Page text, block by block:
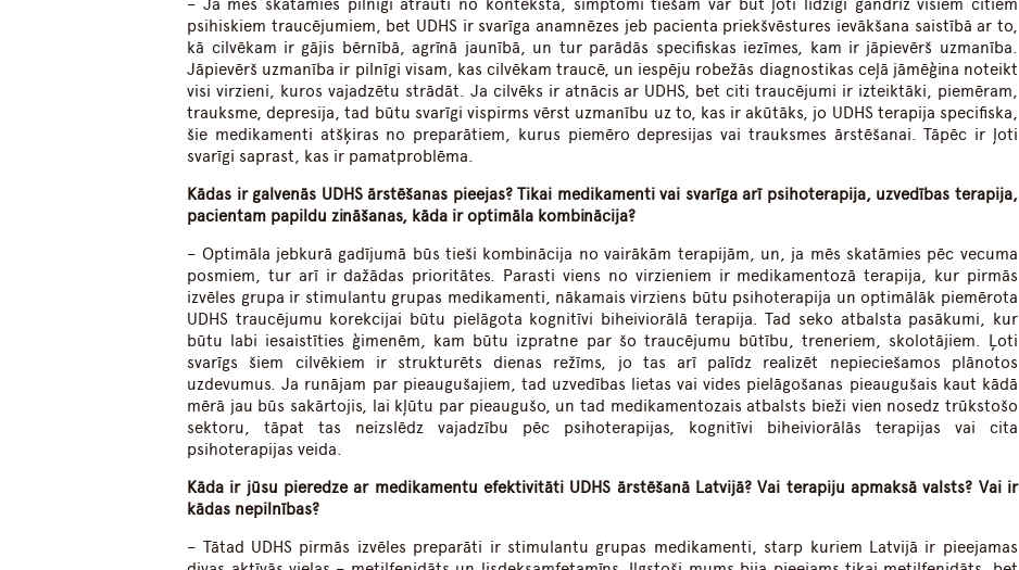
– Ja mēs skatāmies pilnīgi atrauti no konteksta, simptomi tiešām var būt ļoti līdzīgi gandrīz visiem citiem
psihiskiem traucējumiem, bet UDHS ir svarīga anamnēzes jeb pacienta priekšvēstures ievākšana saistībā ar to,
kā cilvēkam ir gājis bērnībā, agrīnā jaunībā, un tur parādās specifiskas iezīmes, kam ir jāpievērš uzmanība.
Jāpievērš uzmanība ir pilnīgi visam, kas cilvēkam traucē, un iespēju robežās diagnostikas ceļā jāmēģina noteikt
visi virzieni, kuros vajadzētu strādāt. Ja cilvēks ir atnācis ar UDHS, bet citi traucējumi ir izteiktāki, piemēram,
trauksme, depresija, tad būtu svarīgi vispirms vērst uzmanību uz to, kas ir akūtāks, jo UDHS terapija specifiska,
šie medikamenti atšķiras no preparātiem, kurus piemēro depresijas vai trauksmes ārstēšanai. Tāpēc ir ļoti
svarīgi saprast, kas ir pamatproblēma.
Kādas ir galvenās UDHS ārstēšanas pieejas? Tikai medikamenti vai svarīga arī psihoterapija, uzvedības terapija,
pacientam papildu zināšanas, kāda ir optimāla kombinācija?
– Optimāla jebkurā gadījumā būs tieši kombinācija no vairākām terapijām, un, ja mēs skatāmies pēc vecuma
posmiem, tur arī ir dažādas prioritātes. Parasti viens no virzieniem ir medikamentozā terapija, kur pirmās
izvēles grupa ir stimulantu grupas medikamenti, nākamais virziens būtu psihoterapija un optimālāk piemērota
UDHS traucējumu korekcijai būtu pielāgota kognitīvi biheiviorālā terapija. Tad seko atbalsta pasākumi, kur
būtu labi iesaistīties ģimenēm, kam būtu izpratne par šo traucējumu būtību, treneriem, skolotājiem. Ļoti
svarīgs šiem cilvēkiem ir strukturēts dienas režīms, jo tas arī palīdz realizēt nepieciešamos plānotos
uzdevumus. Ja runājam par pieaugušajiem, tad uzvedības lietas vai vides pielāgošanas pieaugušais kaut kādā
mērā jau būs sakārtojis, lai kļūtu par pieaugušo, un tad medikamentozais atbalsts bieži vien nosedz trūkstošo
sektoru, tāpat tas neizslēdz vajadzību pēc psihoterapijas, kognitīvi biheiviorālās terapijas vai cita
psihoterapijas veida.
Kāda ir jūsu pieredze ar medikamentu efektivitāti UDHS ārstēšanā Latvijā? Vai terapiju apmaksā valsts? Vai ir
kādas nepilnības?
– Tātad UDHS pirmās izvēles preparāti ir stimulantu grupas medikamenti, starp kuriem Latvijā ir pieejamas